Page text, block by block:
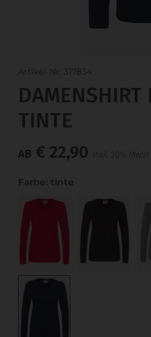
Artikel-Nr. 317834
DAMENSHIRT
TINTE
AB € 22,90 inkl. 20%
Farbe: tinte